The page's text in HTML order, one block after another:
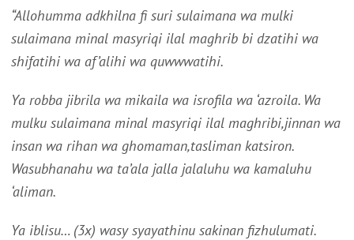
“Allohumma adkhilna fi suri sulaimana wa mulki
sulaimana minal masyriqi ilal maghrib bi dzatihi wa
shifatihi wa af’alihi wa quwwwatihi.
Ya robba jibrila wa mikaila wa isrofila wa ‘azroila. Wa
mulku sulaimana minal masyriqi ilal maghribi,jinnan wa
insan wa rihan wa ghomaman,tasliman katsiron.
Wasubhanahu wa ta’ala jalla jalaluhu wa kamaluhu
‘aliman.
Ya iblisu… (3x) wasy syayathinu sakinan fizhulumati.